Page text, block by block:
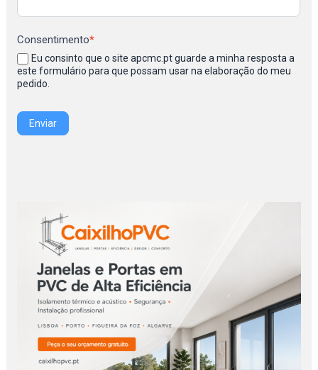
Consentimento*
Eu consinto que o site apcmc.pt guarde a minha resposta a
este formulário para que possam usar na elaboração do meu
pedido.
Enviar